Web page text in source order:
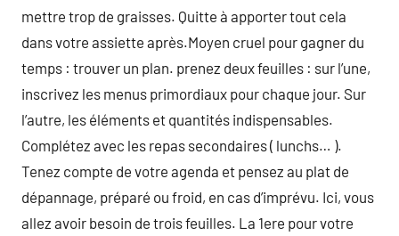
mettre trop de graisses. Quitte à apporter tout cela
dans votre assiette après.Moyen cruel pour gagner du
temps : trouver un plan. prenez deux feuilles : sur l’une,
inscrivez les menus primordiaux pour chaque jour. Sur
l’autre, les éléments et quantités indispensables.
Complétez avec les repas secondaires ( lunchs… ).
Tenez compte de votre agenda et pensez au plat de
dépannage, préparé ou froid, en cas d’imprévu. Ici, vous
allez avoir besoin de trois feuilles. La 1ere pour votre